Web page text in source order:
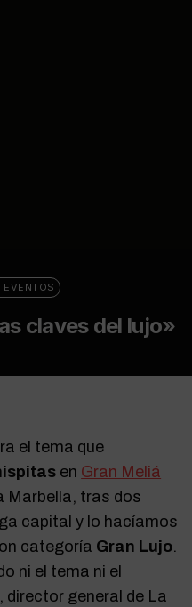
EVENTOS
claves del lujo»
el tema que
en Gran Meliá
Marbella, tras dos
capital y lo hacíamos
categoría Gran Lujo.
ni el tema ni el
, director general de La